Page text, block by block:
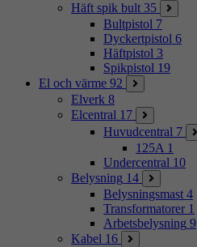
Häft spik bult 35
Bultpistol 7
Dyckertpistol 6
Häftpistol 3
Spikpistol 19
El och värme 92
Elverk 8
Elcentral 17
Huvudcentral 7
125A 1
Undercentral 10
Belysning 14
Belysningsmast 4
Transformatorer 1
Arbetsbelysning 9
Kabel 16